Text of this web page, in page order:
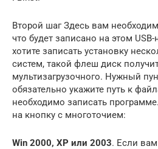
Второй шаг Здесь вам
что будет записано на этом
хотите записать установку
систем, такой флеш диск
мультизагрузочного. Нужный
обязательно укажите путь к
необходимо записать
на кнопку с многоточием:
Win 2000, XP или 2003. Если